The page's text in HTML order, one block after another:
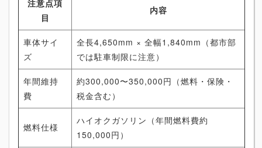
注意点項
目
内容
車体サイ
ズ
全長4,650mm × 全幅1,840mm（都市部
では駐車制限に注意）
年間維持
費
約300,000〜350,000円（燃料・保険・
税金含む）
燃料仕様
ハイオクガソリン（年間燃料費約
150,000円）